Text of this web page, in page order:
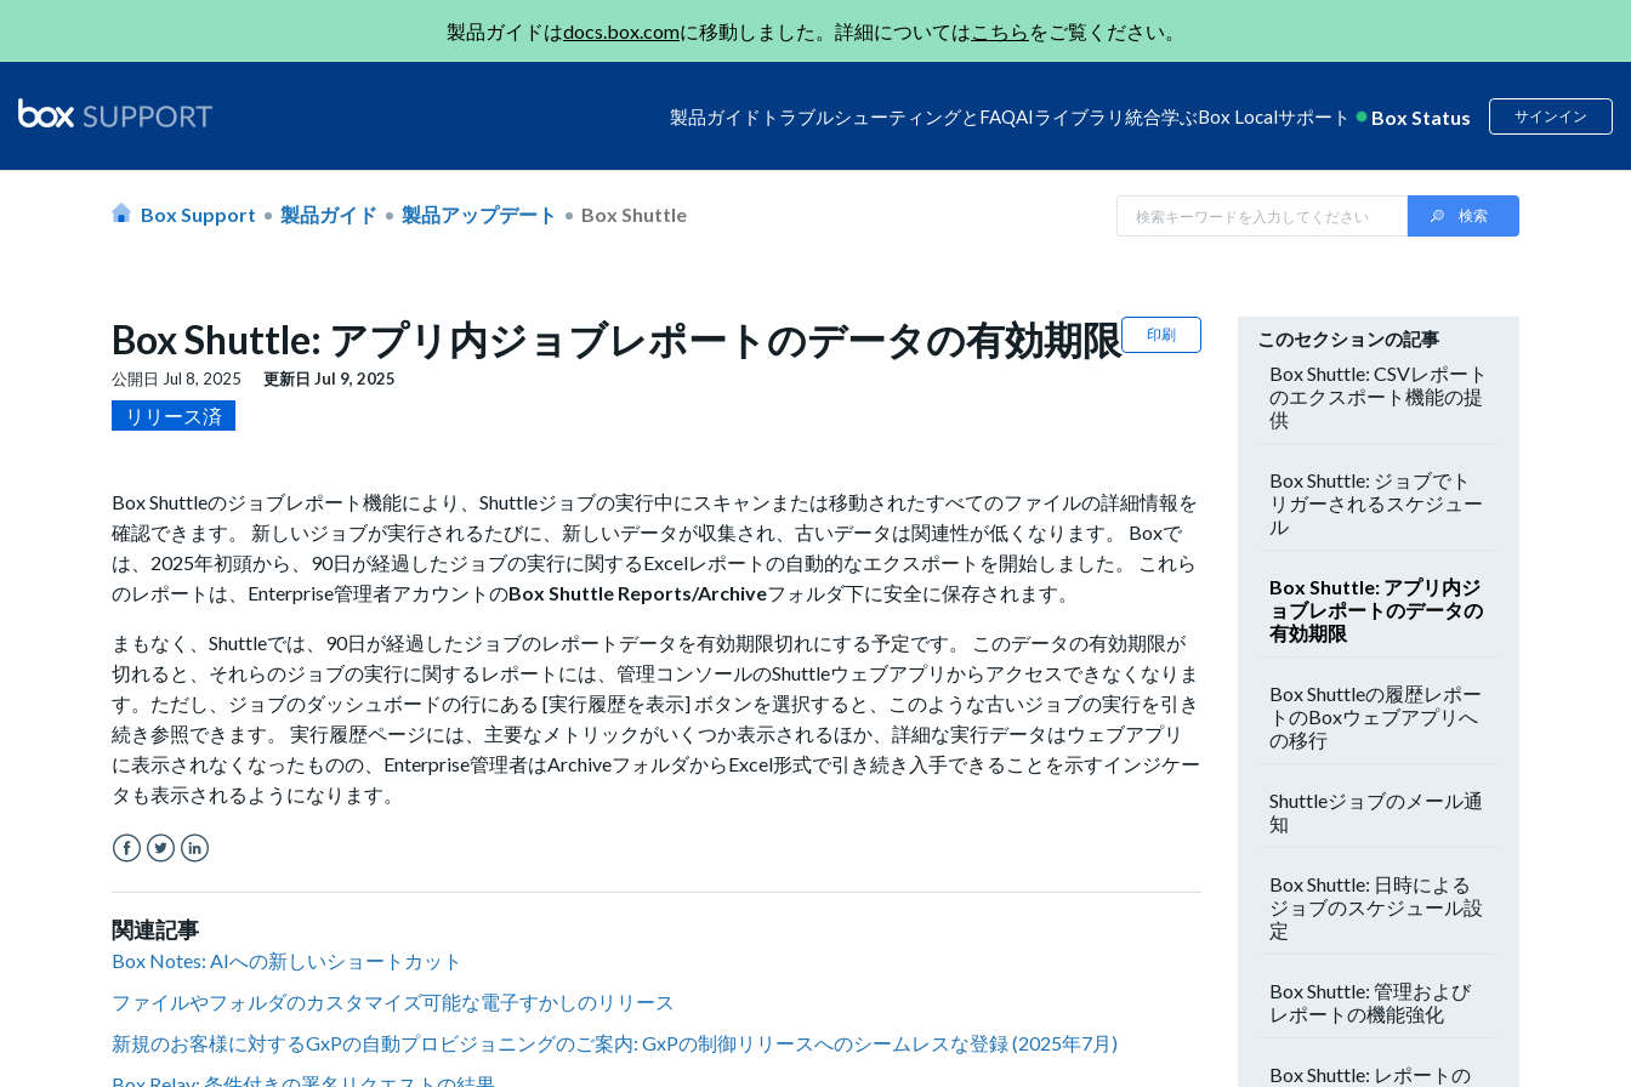
製品ガイドはdocs.box.comに移動しました。詳細についてはこちら をご覧ください。
製品ガイド トラブルシューティングとFAQAIライブラリ 統合学ぶBox Localサポート Box Status サインイン
Box Support 製品ガイド 製品アップデート Box Shuttle
印刷
Box Shuttle: アプリ内ジョブレポートのデータの有効期限
公開日 Jul 8, 2025 更新日 Jul 9, 2025
リリース済
Box Shuttleのジョブレポート機能により、Shuttleジョブの実行中にスキャンまたは移動されたすべてのファイルの詳細情報を
確認できます。 新しいジョブが実行されるたびに、新しいデータが収集され、古いデータは関連性が低くなります。 Boxで
は、2025年初頭から、90日が経過したジョブの実行に関するExcelレポートの自動的なエクスポートを開始しました。 これら
のレポートは、Enterprise管理者アカウントのBox Shuttle Reports/Archiveフォルダ下に安全に保存されます。
まもなく、Shuttleでは、90日が経過したジョブのレポートデータを有効期限切れにする予定です。 このデータの有効期限が
切れると、それらのジョブの実行に関するレポートには、管理コンソールのShuttleウェブアプリからアクセスできなくなりま
す。ただし、ジョブのダッシュボードの行にある [実行履歴を表示] ボタンを選択すると、このような古いジョブの実行を引き
続き参照できます。 実行履歴ページには、主要なメトリックがいくつか表示されるほか、詳細な実行データはウェブアプリ
に表示されなくなったものの、Enterprise管理者はArchiveフォルダからExcel形式で引き続き入手できることを示すインジケー
タも表示されるようになります。
関連記事
Box Notes: AIへの新しいショートカット
ファイルやフォルダのカスタマイズ可能な電子すかしのリリース
新規のお客様に対するGxPの自動プロビジョニングのご案内: GxPの制御リリースへのシームレスな登録 (2025年7月)
このセクションの記事
Box Shuttle: CSVレポート
のエクスポート機能の提
供
Box Shuttle: ジョブでト
リガーされるスケジュー
ル
Box Shuttle: アプリ内ジ
ョブレポートのデータの
有効期限
Box Shuttleの履歴レポー
トのBoxウェブアプリへ
の移行
Shuttleジョブのメール通
知
Box Shuttle: 日時による
ジョブのスケジュール設
定
Box Shuttle: 管理および
レポートの機能強化
Box Shuttle: レポートの